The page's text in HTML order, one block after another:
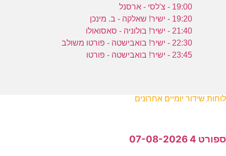
19:00 - צ'לסי - ארסנל
19:20 - ישיר! שאלקה - ב. מינכן
21:40 - ישיר! בולוניה - סאסואולו
22:30 - ישיר! בואבישטה - פורטו משולב
23:45 - ישיר! בואבישטה - פורטו
לוחות שידור יומיים אחרונים
ספורט 4 07-08-2026